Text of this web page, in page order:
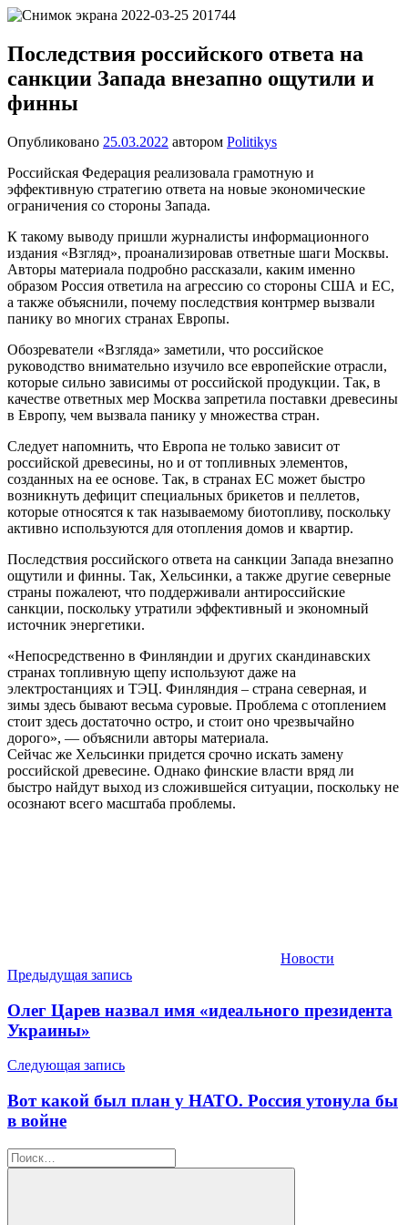
Перейти
содержимому
один
сайт
на
WordPress
Последствия российского ответа на
санкции Запада внезапно ощутили и
финны
Опубликовано 25.03.2022 автором Politikys
Российская Федерация реализовала грамотную и
эффективную стратегию ответа на новые экономические
ограничения со стороны Запада.
К такому выводу пришли журналисты информационного
издания «Взгляд», проанализировав ответные шаги Москвы.
Авторы материала подробно рассказали, каким именно
образом Россия ответила на агрессию со стороны США и ЕС,
а также объяснили, почему последствия контрмер вызвали
панику во многих странах Европы.
Обозреватели «Взгляда» заметили, что российское
руководство внимательно изучило все европейские отрасли,
которые сильно зависимы от российской продукции. Так, в
качестве ответных мер Москва запретила поставки древесины
в Европу, чем вызвала панику у множества стран.
Следует напомнить, что Европа не только зависит от
российской древесины, но и от топливных элементов,
созданных на ее основе. Так, в странах ЕС может быстро
возникнуть дефицит специальных брикетов и пеллетов,
которые относятся к так называемому биотопливу, поскольку
активно используются для отопления домов и квартир.
Последствия российского ответа на санкции Запада внезапно
ощутили и финны. Так, Хельсинки, а также другие северные
страны пожалеют, что поддерживали антироссийские
санкции, поскольку утратили эффективный и экономный
источник энергетики.
«Непосредственно в Финляндии и других скандинавских
странах топливную щепу используют даже на
электростанциях и ТЭЦ. Финляндия – страна северная, и
зимы здесь бывают весьма суровые. Проблема с отоплением
стоит здесь достаточно остро, и стоит оно чрезвычайно
дорого», — объяснили авторы материала.
Сейчас же Хельсинки придется срочно искать замену
российской древесине. Однако финские власти вряд ли
быстро найдут выход из сложившейся ситуации, поскольку не
осознают всего масштаба проблемы.
Новости
Навигация
по
записям
Предыдущая запись
Олег Царев назвал имя «идеального президента
Украины»
Следующая запись
Вот какой был план у НАТО. Россия утонула бы
в войне
Найти: